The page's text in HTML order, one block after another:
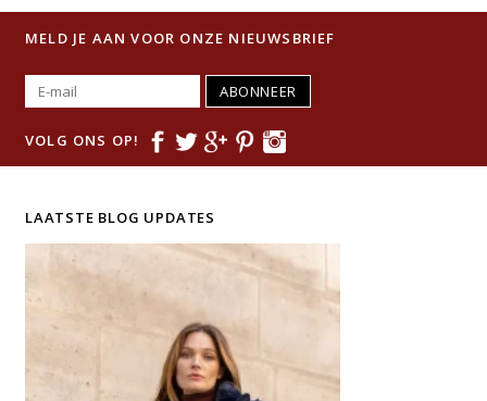
MELD JE AAN VOOR ONZE NIEUWSBRIEF
ABONNEER
VOLG ONS OP!
LAATSTE BLOG UPDATES